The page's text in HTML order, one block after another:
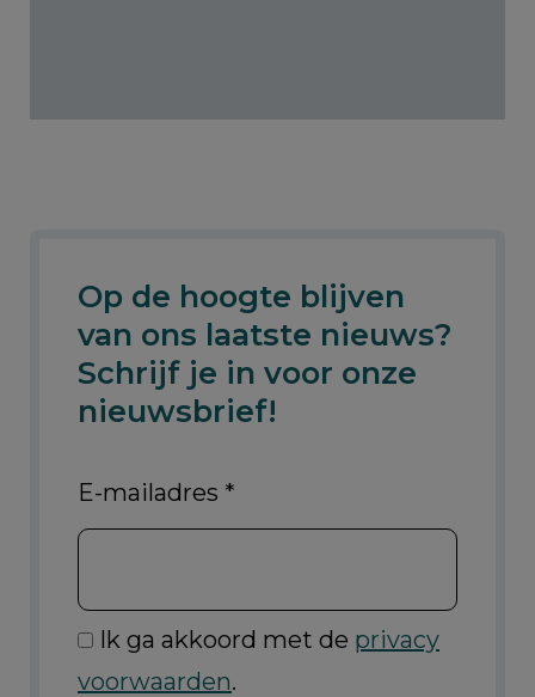
Op de hoogte blijven
van ons laatste nieuws?
Schrijf je in voor onze
nieuwsbrief!
E-mailadres *
Ik ga akkoord met de privacy
voorwaarden.